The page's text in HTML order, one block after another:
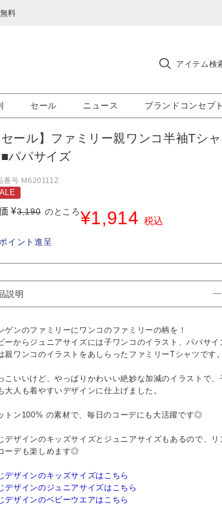
料
アイテム検
セール ニュース ブランドコンセプト
セール】ファミリー親ワンコ半袖Tシャ
パパサイズ
番号 M620111Z
¥3,190 のところ¥1,914 税込
ポイント進呈
説明
ゲンのファミリーにワンコのファミリーの柄を！
ーからジュニアサイズには子ワンコのイラスト、パパサイ
親ワンコのイラストをあしらったファミリーTシャツです。
こいいけど、やっぱりかわいい絶妙な加減のイラストで、
大人も着やすいデザインに仕上げました。
トン100% の素材で、毎日のコーデにも大活躍です◎
デザインのキッズサイズとジュニアサイズもあるので、リ
ーデも楽しめます◎
デザインのキッズサイズはこちら
デザインのジュニアサイズはこちら
デザインのベビーウエアはこちら